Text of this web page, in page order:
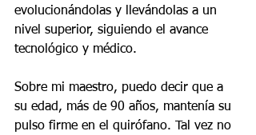
evolucionándolas y llevándolas a un
nivel superior, siguiendo el avance
tecnológico y médico.
Sobre mi maestro, puedo decir que a
su edad, más de 90 años, mantenía su
pulso firme en el quirófano. Tal vez no